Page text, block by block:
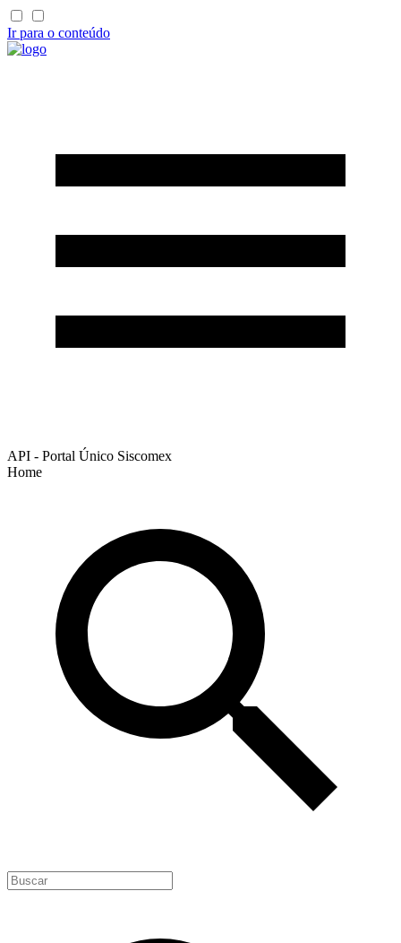
Ir para o conteúdo
API - Portal Único Siscomex
Home